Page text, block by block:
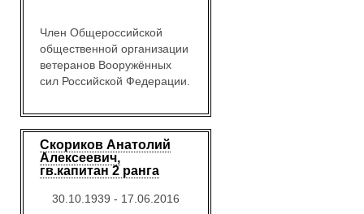
Член Общероссийской
общественной организации
ветеранов Вооружённых
сил Российской Федерации.
Скориков Анатолий
Алексеевич,
гв.капитан 2 ранга
30.10.1939 - 17.06.2016